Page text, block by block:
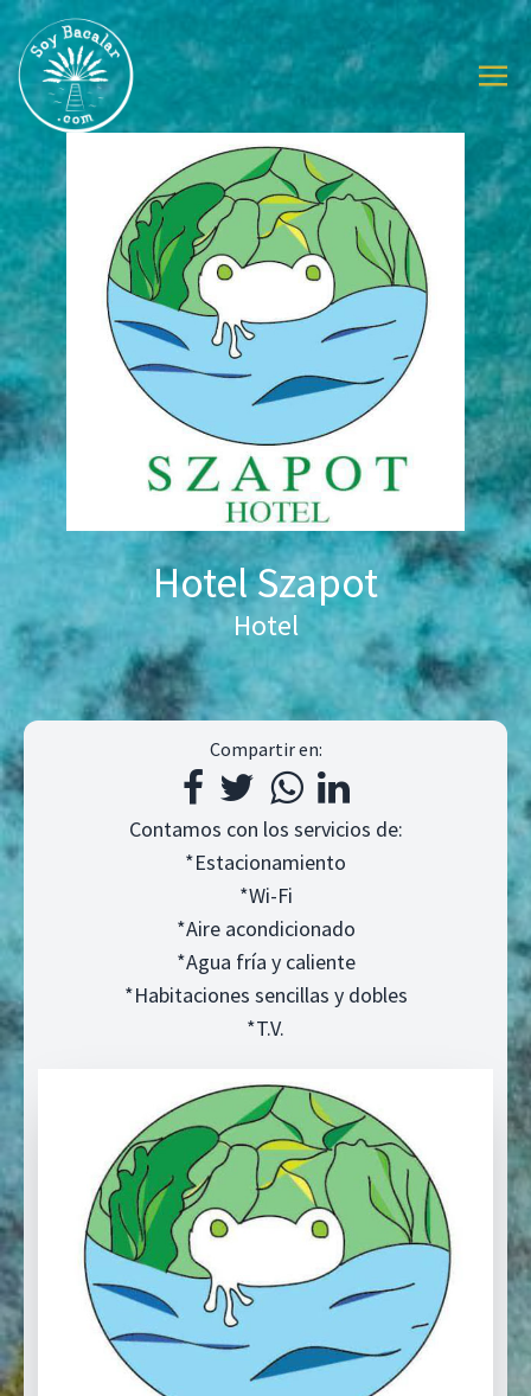
Hotel Szapot
Hotel
Compartir en:
Contamos con los servicios de:
*Estacionamiento
*Wi-Fi
*Aire acondicionado
*Agua fría y caliente
*Habitaciones sencillas y dobles
*T.V.
❯